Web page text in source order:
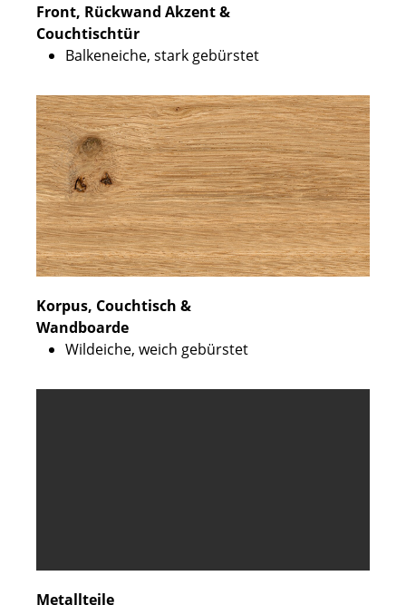
Front, Rückwand Akzent &
Couchtischtür
Balkeneiche, stark gebürstet
Korpus, Couchtisch &
Wandboarde
Wildeiche, weich gebürstet
Metallteile